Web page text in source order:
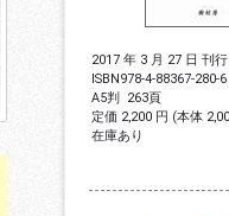
2017 年 3 月 27 日 刊行
ISBN978-4-88367-280-6
A5判 263頁
定価 2,200 円 (本体
在庫あり